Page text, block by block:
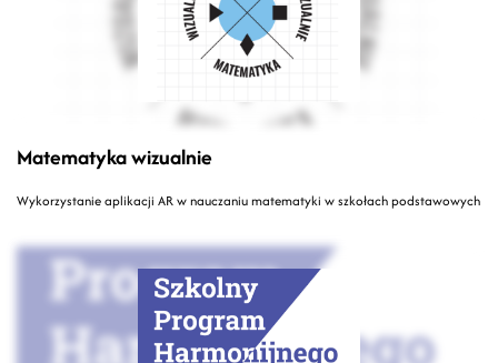
Matematyka wizualnie
Wykorzystanie aplikacji AR w nauczaniu matematyki w szkołach podstawowych